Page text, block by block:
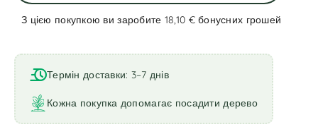
З цією покупкою ви заробите 18,10 €бонусних грошей
l
t
e
r
n
Термін доставки: 3–7 днів
Кожна покупка допомагає посадити дерево